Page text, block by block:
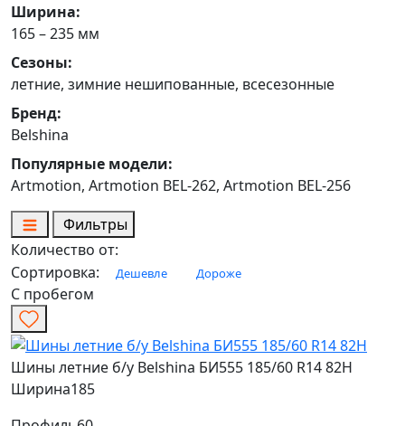
Ширина:
165 – 235 мм
Сезоны:
летние, зимние нешипованные, всесезонные
Бренд:
Belshina
Популярные модели:
Artmotion, Artmotion BEL-262, Artmotion BEL-256
Фильтры
Количество от:
Сортировка:
Дешевле Дороже
С пробегом
Шины летние б/у Belshina БИ555 185/60 R14 82H
Ширина185